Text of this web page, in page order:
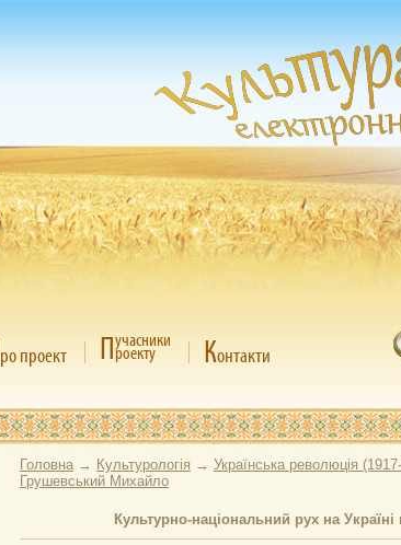
ро проект Пучасники
роекту Контакти
Головна → Культурологія → Українська революція
Грушевський Михайло
Культурно-національний рух на Україні